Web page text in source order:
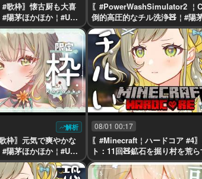
歌枠〗懐古厨も大喜
陽茅ほかほか￤#Uni
〖#PowerWashSimulator2 ￤
倒的高圧的なチル洗浄🧸￤#陽
か￤#UniVIRTUAL #Vtuber
解析
枠〗元気で爽やかな
陽茅ほかほか￤#Uni
08/01 00:17
〖#Minecraft￤ハードコア #4
ト：11回🧸鉱石を掘り村を荒
ラ￤#陽茅ほかほか￤
uber